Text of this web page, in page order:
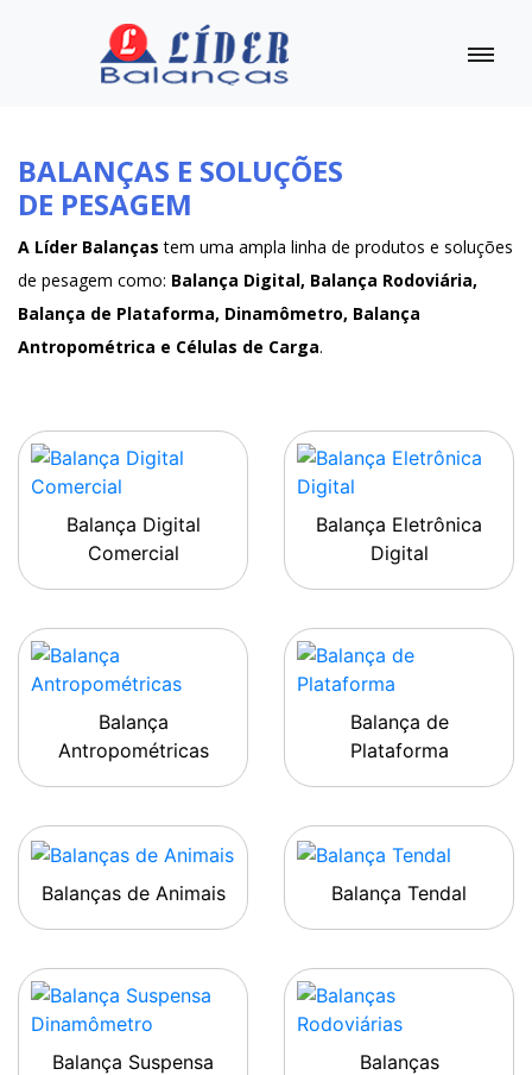
BALANÇAS E SOLUÇÕES
DE PESAGEM
A Líder Balanças tem uma ampla linha de produtos e soluções
de pesagem como: Balança Digital, Balança Rodoviária,
Balança de Plataforma, Dinamômetro, Balança
Antropométrica e Células de Carga.
Balança Digital
Comercial
Balança Eletrônica
Digital
Balança
Antropométricas
Balança de
Plataforma
Balanças de Animais Balança Tendal
Balança Suspensa
Balanças